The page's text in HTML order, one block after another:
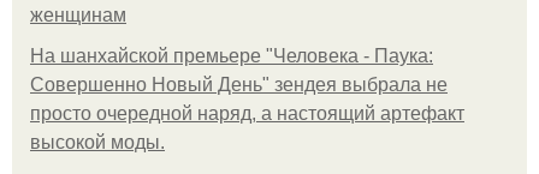
женщинам
На шанхайской премьере "Человека - Паука:
Совершенно Новый День" зендея выбрала не
просто очередной наряд, а настоящий артефакт
высокой моды.